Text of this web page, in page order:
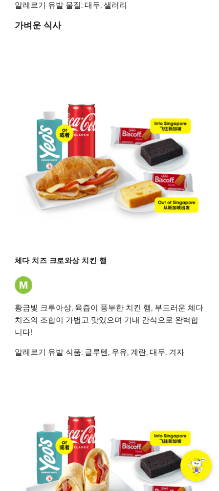
알레르기 유발 물질: 대두, 샐러리
가벼운 식사
체다 치즈 크로와상 치킨 햄
황금빛 크루아상, 육즙이 풍부한 치킨 햄, 부드러운 체다
치즈의 조합이 가볍고 맛있으며 기내 간식으로 완벽합
니다!
알레르기 유발 식품: 글루텐, 우유, 계란, 대두, 겨자